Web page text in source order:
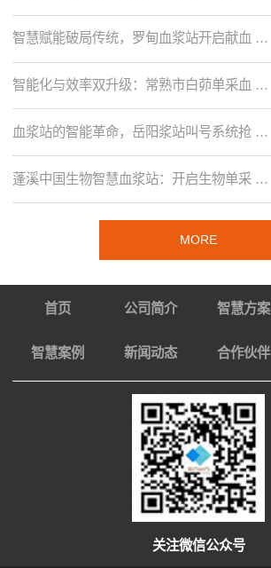
智慧赋能破局传统，罗甸血浆站开启献血 …
智能化与效率双升级：常熟市白茆单采血 …
血浆站的智能革命，岳阳浆站叫号系统抢 …
蓬溪中国生物智慧血浆站：开启生物单采 …
MORE
首页 公司简介 智慧方案
智慧案例 新闻动态 合作伙伴
关注微信公众号